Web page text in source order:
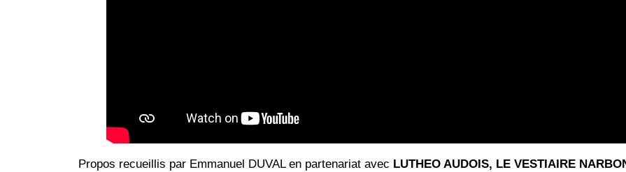
Propos recueillis par Emmanuel DUVAL en partenariat avec LUTHEO AUDOIS, LE VESTIAIRE